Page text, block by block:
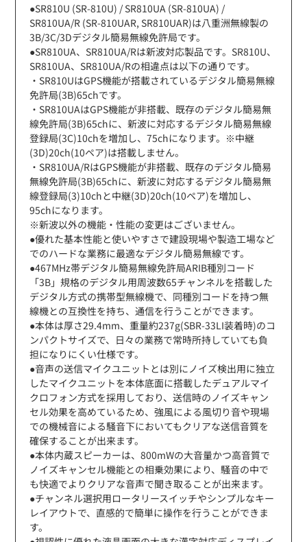
●SR810U (SR-810U) / SR810UA (SR-810UA) /
SR810UA/R (SR-810UAR, SR810UAR)は八重洲無線製の
3B/3C/3Dデジタル簡易無線免許局です。
●SR810UA、SR810UA/Rは新波対応製品です。SR810U、
SR810UA、SR810UA/Rの相違点は以下の通りです。
・SR810UはGPS機能が搭載されているデジタル簡易無線
免許局(3B)65chです。
・SR810UAはGPS機能が非搭載、既存のデジタル簡易無
線免許局(3B)65chに、新波に対応するデジタル簡易無線
登録局(3C)10chを増加し、75chになります。※中継
(3D)20ch(10ペア)は搭載しません。
・SR810UA/RはGPS機能が非搭載、既存のデジタル簡易
無線免許局(3B)65chに、新波に対応するデジタル簡易無
線登録局(3)10chと中継(3D)20ch(10ペア)を増加し、
95chになります。
※新波以外の機能・性能の変更はございません。
●優れた基本性能と使いやすさで建設現場や製造工場など
でのハードな業務に最適なデジタル簡易無線です。
●467MHz帯デジタル簡易無線免許局ARIB種別コード
「3B」規格のデジタル用周波数65チャンネルを搭載した
デジタル方式の携帯型無線機で、同種別コードを持つ無
線機との互換性を持ち、通信を行うことができます。
●本体は厚さ29.4mm、重量約237g(SBR-33LI装着時)のコ
ンパクトサイズで、日々の業務で常時所持していても負
担になりにくい仕様です。
●音声の送信マイクユニットとは別にノイズ検出用に独立
したマイクユニットを本体底面に搭載したデュアルマイ
クロフォン方式を採用しており、送信時のノイズキャン
セル効果を高めているため、強風による風切り音や現場
での機械音による騒音下においてもクリアな送信音質を
確保することが出来ます。
●本体内蔵スピーカーは、800mWの大音量かつ高音質で
ノイズキャンセル機能との相乗効果により、騒音の中で
も快適でよりクリアな音声で聞き取ることが出来ます。
●チャンネル選択用ロータリースイッチやシンプルなキー
レイアウトで、直感的で簡単に操作を行うことができま
す。